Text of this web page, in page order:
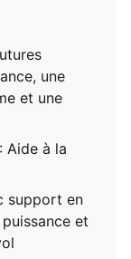
une
et une
Aide à la
support en
et